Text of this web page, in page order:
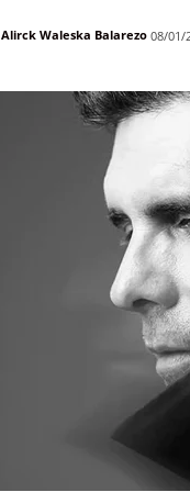
Alirck Waleska Balarezo 08/01/